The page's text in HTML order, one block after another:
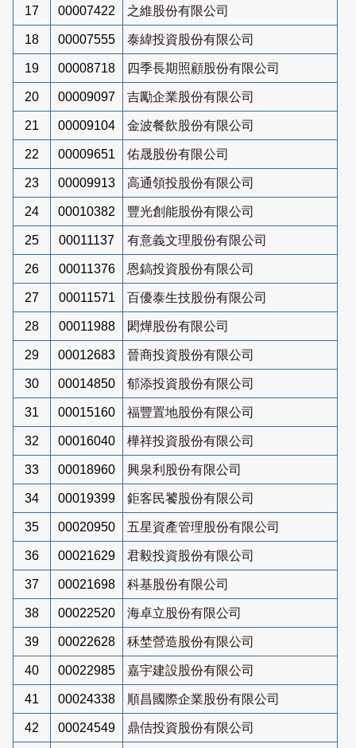
17 00007422 之維股份有限公司
18 00007555 泰緯投資股份有限公司
19 00008718 四季長期照顧股份有限公司
20 00009097 吉勵企業股份有限公司
21 00009104 金波餐飲股份有限公司
22 00009651 佑晟股份有限公司
23 00009913 高通領投股份有限公司
24 00010382 豐光創能股份有限公司
25 00011137 有意義文理股份有限公司
26 00011376 恩鎬投資股份有限公司
27 00011571 百優泰生技股份有限公司
28 00011988 閎燁股份有限公司
29 00012683 晉商投資股份有限公司
30 00014850 郁添投資股份有限公司
31 00015160 福豐置地股份有限公司
32 00016040 樺祥投資股份有限公司
33 00018960 興泉利股份有限公司
34 00019399 鉅客民饕股份有限公司
35 00020950 五星資產管理股份有限公司
36 00021629 君毅投資股份有限公司
37 00021698 科基股份有限公司
38 00022520 海卓立股份有限公司
39 00022628 秝埜營造股份有限公司
40 00022985 嘉宇建設股份有限公司
41 00024338 順昌國際企業股份有限公司
42 00024549 鼎佶投資股份有限公司